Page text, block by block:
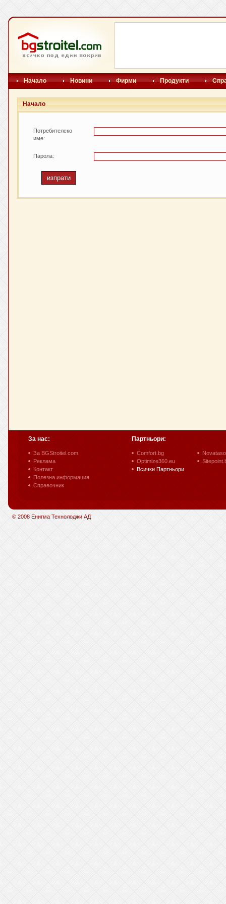
Начало Новини Фирми Продукти
Начало
Потребителско
име:
Парола:
За нас:
За BGStroitel.com
Реклама
Контакт
Полезна информация
Справочник
Партньори:
Comfort.bg
Optimize360.eu
Всички Партньори
© 2008 Енигма Технолоджи АД